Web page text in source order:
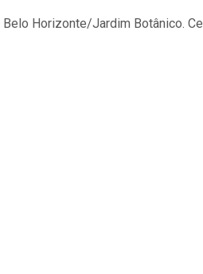
Horizonte/Jardim Botânico. Ce